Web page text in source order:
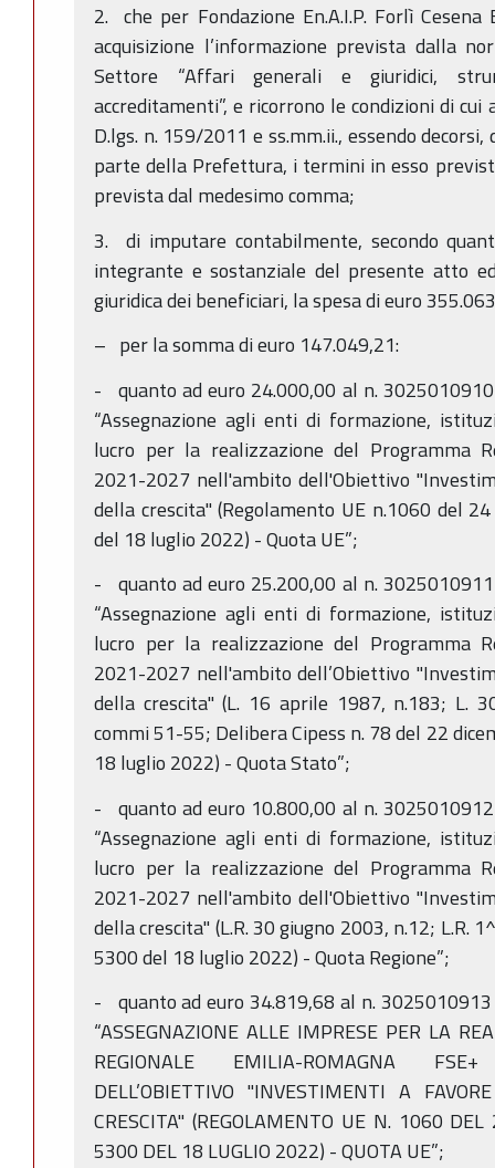
2. che per Fondazione En.A.I.P. Forlì
acquisizione l’informazione prevista dalla
Settore “Affari generali e giuridici,
accreditamenti”, e ricorrono le condizioni di
D.lgs. n. 159/2011 e ss.mm.ii., essendo
parte della Prefettura, i termini in esso
prevista dal medesimo comma;
3. di imputare contabilmente, secondo
integrante e sostanziale del presente atto
giuridica dei beneficiari, la spesa di euro
– per la somma di euro 147.049,21:
- quanto ad euro 24.000,00 al n.
“Assegnazione agli enti di formazione,
lucro per la realizzazione del Programma
2021-2027 nell'ambito dell'Obiettivo
della crescita" (Regolamento UE n.1060 del
del 18 luglio 2022) - Quota UE”;
- quanto ad euro 25.200,00 al n.
“Assegnazione agli enti di formazione,
lucro per la realizzazione del Programma
2021-2027 nell'ambito dell’Obiettivo
della crescita" (L. 16 aprile 1987, n.183; L.
commi 51-55; Delibera Cipess n. 78 del 22
18 luglio 2022) - Quota Stato”;
- quanto ad euro 10.800,00 al n.
“Assegnazione agli enti di formazione,
lucro per la realizzazione del Programma
2021-2027 nell'ambito dell'Obiettivo
della crescita" (L.R. 30 giugno 2003, n.12; L.R.
5300 del 18 luglio 2022) - Quota Regione”;
- quanto ad euro 34.819,68 al n.
“ASSEGNAZIONE ALLE IMPRESE PER LA
REGIONALE EMILIA-ROMAGNA
DELL’OBIETTIVO "INVESTIMENTI A
CRESCITA" (REGOLAMENTO UE N. 1060
5300 DEL 18 LUGLIO 2022) - QUOTA UE”;